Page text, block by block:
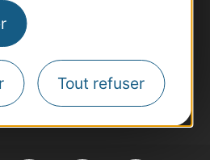
Tout refuser
d'information
de visites et de sorties.